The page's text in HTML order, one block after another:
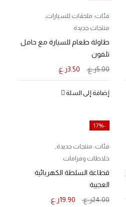
فئات: ملحقات للسيارات,
منتجات جديدة
طاولة طعام للسيارة مع حامل
تلفون
5.00ر.ع. 3.50ر.ع.
إضافة إلى السلة
-17%
فئات: منتجات جديدة,
خلاطات وفرامات
قطاعة السلطة الكهربائية
العجيبة
24.00ر.ع. 19.90ر.ع.